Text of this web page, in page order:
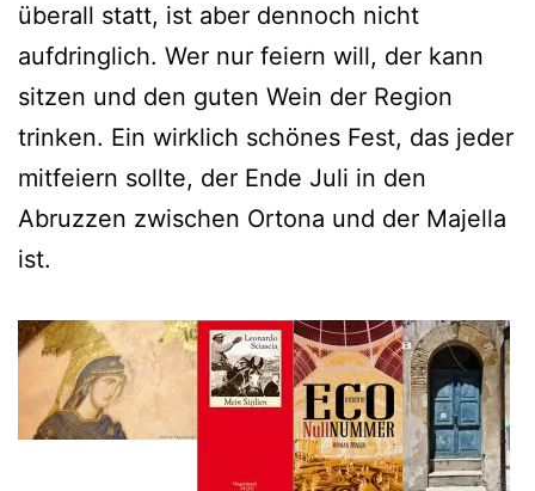
überall statt, ist aber dennoch nicht
aufdringlich. Wer nur feiern will, der kann
sitzen und den guten Wein der Region
trinken. Ein wirklich schönes Fest, das jeder
mitfeiern sollte, der Ende Juli in den
Abruzzen zwischen Ortona und der Majella
ist.